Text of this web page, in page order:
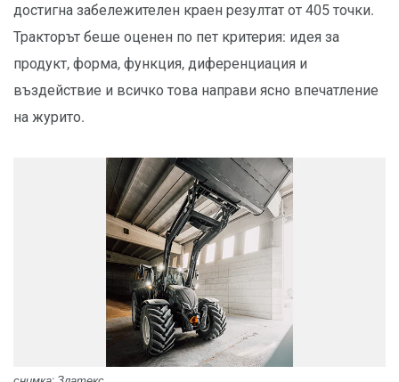
достигна забележителен краен резултат от 405 точки.
Тракторът беше оценен по пет критерия: идея за
продукт, форма, функция, диференциация и
въздействие и всичко това направи ясно впечатление
на журито.